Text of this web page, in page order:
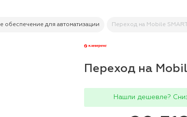
обеспечение для автоматизации Переход на Mobile
Переход на
Нашли дешевле?